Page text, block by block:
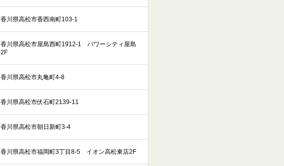
香川県高松市香西南町103-1
香川県高松市屋島西町1912-1 パワーシティ屋島
2F
香川県高松市丸亀町4-8
香川県高松市伏石町2139-11
香川県高松市朝日新町3-4
香川県高松市福岡町3丁目8-5 イオン高松東店2F